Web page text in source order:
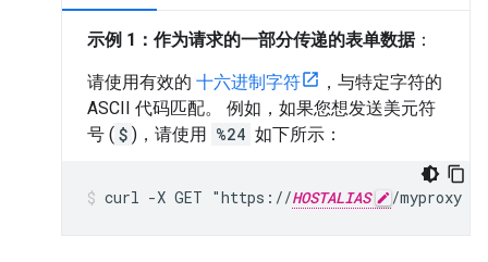
示例 1：作为请求的一部分传递的表单数据：
请使用有效的 十六进制字符
，与特定字符的
ASCII 代码匹配。 例如，如果您想发送美元符
号 ( $ )，请使用 %24 如下所示：
curl -X GET "https://HOSTALIAS